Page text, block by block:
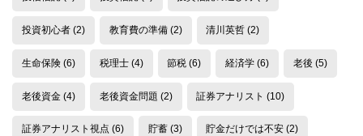
投資初心者(2) 教育費の準備(2) 清川英哲 (2)
生命保険(6) 税理士(4) 節税 (6) 経済学 (6) 老後 (5)
老後資金(4) 老後資金問題 (2) 証券アナリスト (10)
証券アナリスト視点 (6) 貯蓄(3) 貯金だけでは不安 (2)